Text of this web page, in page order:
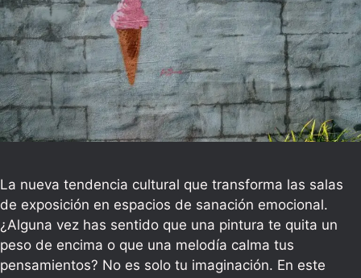
La nueva tendencia cultural que transforma las salas
de exposición en espacios de sanación emocional.
¿Alguna vez has sentido que una pintura te quita un
peso de encima o que una melodía calma tus
pensamientos? No es solo tu imaginación. En este